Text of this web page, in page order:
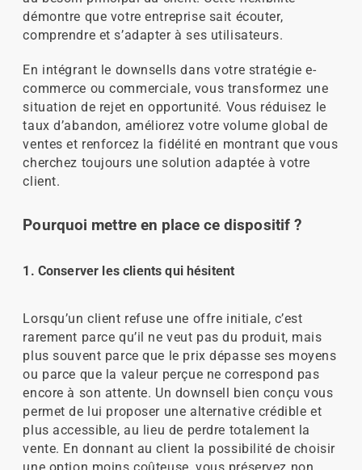
démontre que votre entreprise sait écouter,
comprendre et s’adapter à ses utilisateurs.
En intégrant le downsells dans votre stratégie e-
commerce ou commerciale, vous transformez une
situation de rejet en opportunité. Vous réduisez le
taux d’abandon, améliorez votre volume global de
ventes et renforcez la fidélité en montrant que vous
cherchez toujours une solution adaptée à votre
client.
Pourquoi mettre en place ce dispositif ?
1. Conserver les clients qui hésitent
Lorsqu’un client refuse une offre initiale, c’est
rarement parce qu’il ne veut pas du produit, mais
plus souvent parce que le prix dépasse ses moyens
ou parce que la valeur perçue ne correspond pas
encore à son attente. Un downsell bien conçu vous
permet de lui proposer une alternative crédible et
plus accessible, au lieu de perdre totalement la
vente. En donnant au client la possibilité de choisir